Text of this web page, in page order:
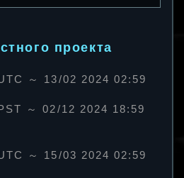
проекта
～ 13/02 2024 02:59
～ 02/12 2024 18:59
～ 15/03 2024 02:59